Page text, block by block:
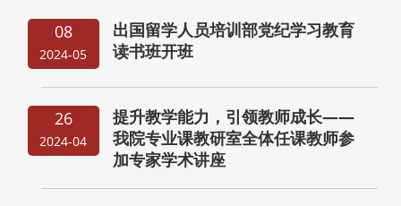
08
2024-05
出国留学人员培训部党纪学习教育
读书班开班
26
2024-04
提升教学能力，引领教师成长——
我院专业课教研室全体任课教师参
加专家学术讲座